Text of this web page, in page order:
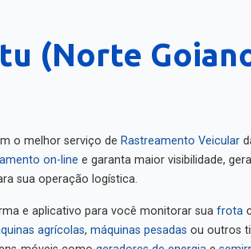
(Norte
o melhor serviço de Rastreamento Veicular
da
on-line
e garanta maior visibilidade,
sua operação logística.
e aplicativo para você monitorar sua frota
agrícolas máquinas pesadas
ou outros
móveis como
geradores de energia